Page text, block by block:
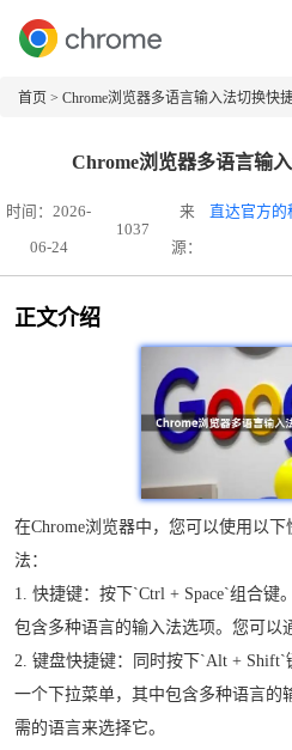
首页 > Chrome浏览器多语言输入法切换快
Chrome浏览器多语言输
时间：2026-
06-24
1037
来
源：
直达官方的
正文介绍
在Chrome浏览器中，您可以使用以
法：
1. 快捷键：按下`Ctrl + Space`组合键
包含多种语言的输入法选项。您可以
2. 键盘快捷键：同时按下`Alt + Shift`
一个下拉菜单，其中包含多种语言的
需的语言来选择它。